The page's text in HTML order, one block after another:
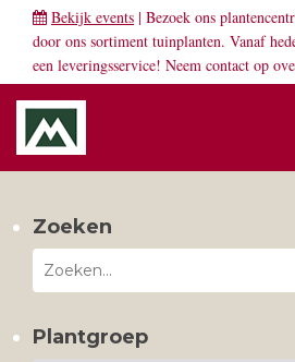
Bekijk events | Bezoek ons
door ons sortiment tuinplanten. Vanaf
een leveringsservice! Neem contact op
Zoeken
Plantgroep